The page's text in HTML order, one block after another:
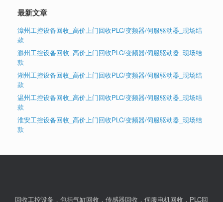
最新文章
漳州工控设备回收_高价上门回收PLC/变频器/伺服驱动器_现场结
款
滁州工控设备回收_高价上门回收PLC/变频器/伺服驱动器_现场结
款
湖州工控设备回收_高价上门回收PLC/变频器/伺服驱动器_现场结
款
温州工控设备回收_高价上门回收PLC/变频器/伺服驱动器_现场结
款
淮安工控设备回收_高价上门回收PLC/变频器/伺服驱动器_现场结
款
回收工控设备 ，包括气缸回收 ， 传感器回收 ， 伺服电机回收 ， PLC回